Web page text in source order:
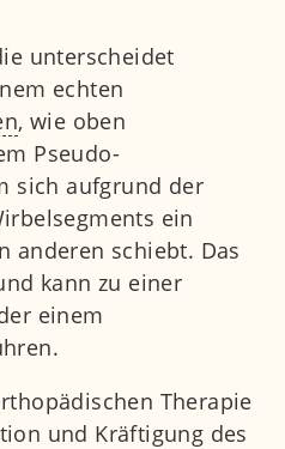
up
unterscheidet
echten
, wie oben
Pseudo-
sich aufgrund der
ein
anderen schiebt. Das
kann zu einer
einem
Therapie
und Kräftigung des